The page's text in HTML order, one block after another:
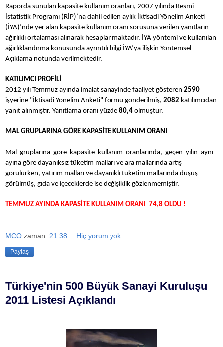
Raporda sunulan kapasite kullanım oranları, 2007 yılında Resmi
İstatistik Programı (RİP)’na dahil edilen aylık İktisadi Yönelim Anketi
(İYA)’nde yer alan kapasite kullanım oranı sorusuna verilen yanıtların
ağırlıklı ortalaması alınarak hesaplanmaktadır. İYA yöntemi ve kullanılan
ağırlıklandırma konusunda ayrıntılı bilgi İYA’ya ilişkin Yöntemsel
Açıklama notunda verilmektedir.
KATILIMCI PROFİLİ
2012 yılı Temmuz ayında imalat sanayinde faaliyet gösteren 2590
işyerine "İktisadi Yönelim Anketi" formu gönderilmiş, 2082 katılımcıdan
yanıt alınmıştır. Yanıtlama oranı yüzde 80,4 olmuştur.
MAL GRUPLARINA GÖRE KAPASİTE KULLANIM ORANI
Mal gruplarına göre kapasite kullanım oranlarında, geçen yılın aynı
ayına göre dayanıksız tüketim malları ve ara mallarında artış
görülürken, yatırım malları ve dayanıklı tüketim mallarında düşüş
görülmüş, gıda ve içeceklerde ise değişiklik gözlenmemiştir.
TEMMUZ AYINDA KAPASİTE KULLANIM ORANI 74,8 OLDU !
MCO zaman: 21:38 Hiç yorum yok:
Paylaş
Türkiye'nin 500 Büyük Sanayi Kuruluşu
2011 Listesi Açıklandı